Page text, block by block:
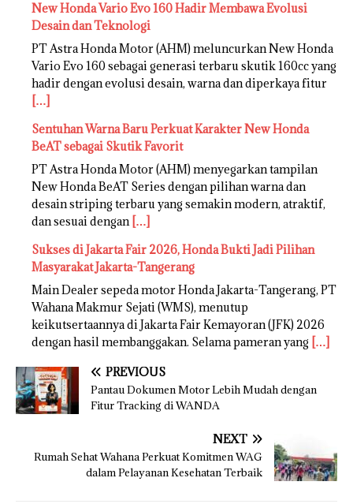
New Honda Vario Evo 160 Hadir Membawa Evolusi
Desain dan Teknologi
PT Astra Honda Motor (AHM) meluncurkan New Honda
Vario Evo 160 sebagai generasi terbaru skutik 160cc yang
hadir dengan evolusi desain, warna dan diperkaya fitur
[…]
Sentuhan Warna Baru Perkuat Karakter New Honda
BeAT sebagai Skutik Favorit
PT Astra Honda Motor (AHM) menyegarkan tampilan
New Honda BeAT Series dengan pilihan warna dan
desain striping terbaru yang semakin modern, atraktif,
dan sesuai dengan […]
Sukses di Jakarta Fair 2026, Honda Bukti Jadi Pilihan
Masyarakat Jakarta-Tangerang
Main Dealer sepeda motor Honda Jakarta-Tangerang, PT
Wahana Makmur Sejati (WMS), menutup
keikutsertaannya di Jakarta Fair Kemayoran (JFK) 2026
dengan hasil membanggakan. Selama pameran yang […]
PREVIOUS
Pantau Dokumen Motor Lebih Mudah dengan
Fitur Tracking di WANDA
NEXT
Rumah Sehat Wahana Perkuat Komitmen WAG
dalam Pelayanan Kesehatan Terbaik